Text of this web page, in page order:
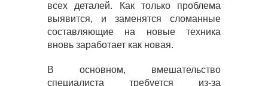
всех деталей. Как только проблема
выявится, и заменятся сломанные
составляющие на новые техника
вновь заработает как новая.
В основном, вмешательство
специалиста требуется из-за